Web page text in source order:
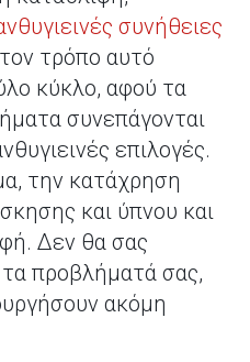
συνήθειες
τρόπο αυτό
κύκλο, αφού τα
συνεπάγονται
επιλογές.
την κατάχρηση
και ύπνου και
Δεν θα σας
προβλήματά σας,
ακόμη